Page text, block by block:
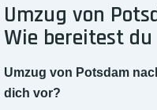
Umzug von
Wie bereitest
Umzug von Potsdam
dich vor?